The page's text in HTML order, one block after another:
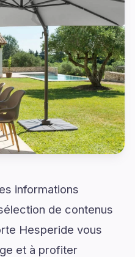
informations
de contenus
Hesperide vous
et à profiter